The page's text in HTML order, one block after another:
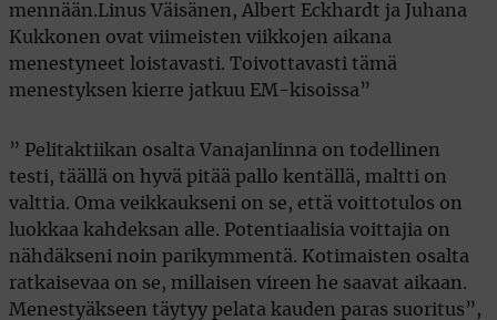
mennään.Linus Väisänen, Albert Eckhardt ja Juhana
Kukkonen ovat viimeisten viikkojen aikana
menestyneet loistavasti. Toivottavasti tämä
menestyksen kierre jatkuu EM-kisoissa”
” Pelitaktiikan osalta Vanajanlinna on todellinen
testi, täällä on hyvä pitää pallo kentällä, maltti on
valttia. Oma veikkaukseni on se, että voittotulos on
luokkaa kahdeksan alle. Potentiaalisia voittajia on
nähdäkseni noin parikymmentä. Kotimaisten osalta
ratkaisevaa on se, millaisen vireen he saavat aikaan.
Menestyäkseen täytyy pelata kauden paras suoritus”,